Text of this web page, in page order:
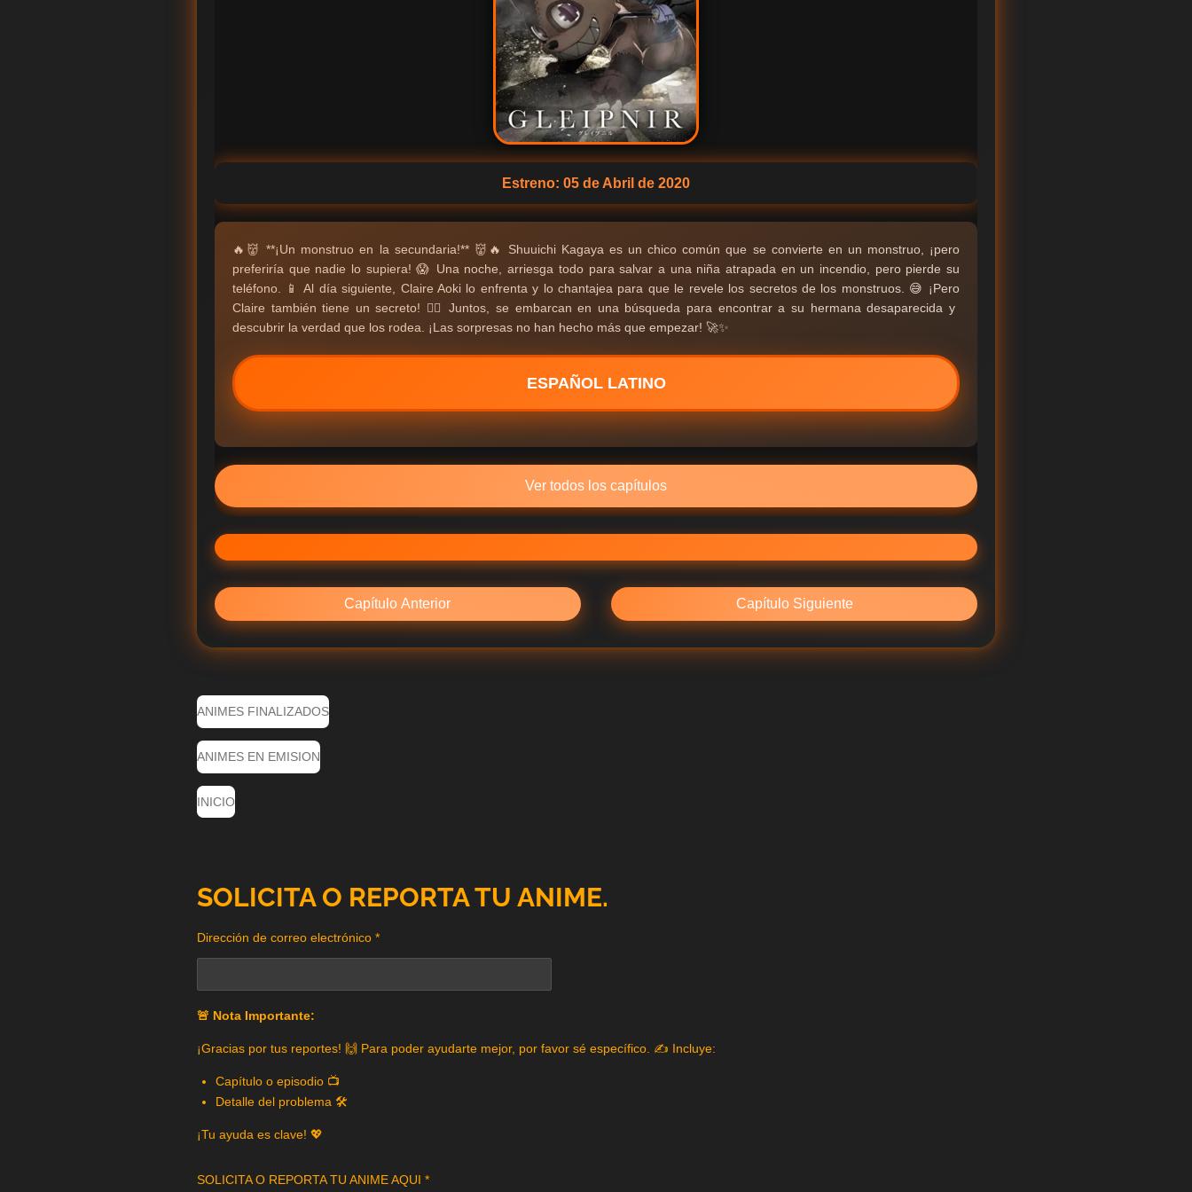
Estreno: 05 de Abril de 2020
🔥👹 **¡Un monstruo en la secundaria!** 👹🔥 Shuuichi Kagaya es un chico común que se convierte en un monstruo, ¡pero
preferiría que nadie lo supiera! 😱 Una noche, arriesga todo para salvar a una niña atrapada en un incendio, pero pierde su
teléfono. 📱 Al día siguiente, Claire Aoki lo enfrenta y lo chantajea para que le revele los secretos de los monstruos. 😅 ¡Pero
Claire también tiene un secreto! 🕵️‍♀️ Juntos, se embarcan en una búsqueda para encontrar a su hermana desaparecida y
descubrir la verdad que los rodea. ¡Las sorpresas no han hecho más que empezar! 🚀✨
ESPAÑOL LATINO
Ver todos los capítulos
Capítulo Anterior Capítulo Siguiente
ANIMES FINALIZADOS
ANIMES EN EMISION
INICIO
SOLICITA O REPORTA TU ANIME.
Dirección de correo electrónico *
🚨 Nota Importante:
¡Gracias por tus reportes! 🙌 Para poder ayudarte mejor, por favor sé específico. ✍️ Incluye:
Capítulo o episodio 📺
Detalle del problema 🛠️
¡Tu ayuda es clave! 💖
SOLICITA O REPORTA TU ANIME AQUI *